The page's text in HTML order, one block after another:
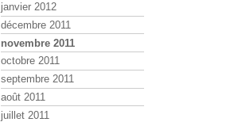
janvier 2012
décembre 2011
novembre 2011
octobre 2011
septembre 2011
août 2011
juillet 2011